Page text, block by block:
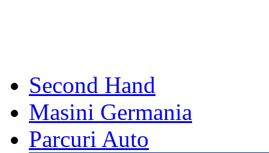
Second Hand
Masini Germania
Parcuri Auto